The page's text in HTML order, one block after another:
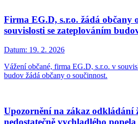
Firma EG.D, s.r.o. žádá občany
souvislosti se zateplováním
Datum: 19. 2. 2026
Vážení občané, firma EG.D, s.r.o. v
budov žádá občany o součinnost.
Upozornění na zákaz odkládání
nedostatečně vychladlého